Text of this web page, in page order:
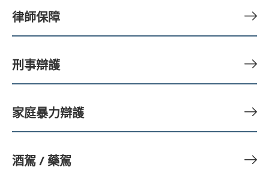
律師保障
刑事辯護
家庭暴力辯護
酒駕 / 藥駕